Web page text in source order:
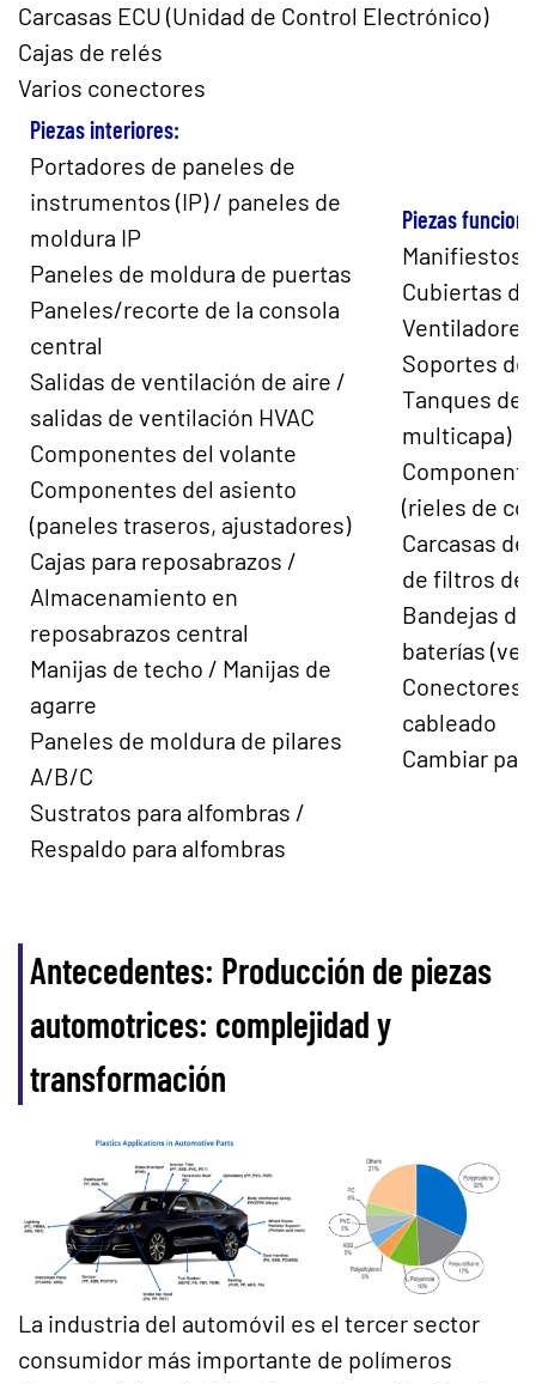
Carcasas ECU (Unidad de Control Electrónico)
Cajas de relés
Varios conectores
Piezas interiores:
Portadores de paneles de
instrumentos (IP) / paneles de
moldura IP
Paneles de moldura de puertas
Paneles/recorte de la consola
central
Salidas de ventilación de aire /
salidas de ventilación HVAC
Componentes del volante
Componentes del asiento
(paneles traseros, ajustadores)
Cajas para reposabrazos /
Almacenamiento en
reposabrazos central
Manijas de techo / Manijas de
agarre
Paneles de moldura de pilares
A/B/C
Sustratos para alfombras /
Respaldo para alfombras
Piezas
Manifiestos
Cubiertas
Soportes de
Tanques de
multicapa)
(rieles de
Carcasas
de filtros de
Bandejas
baterías
cableado
Cambiar
Antecedentes: Producción de piezas
automotrices: complejidad y
transformación
La industria del automóvil es el tercer sector
consumidor más importante de polímeros